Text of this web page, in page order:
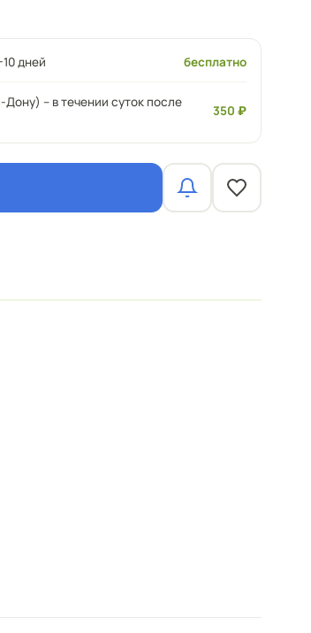
дней бесплатно
– в течении суток после
350 ₽